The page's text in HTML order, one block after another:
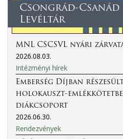
Csongrád-Csanád
Levéltár
MNL CSCSVL nyári
2026.08.03.
Intézményi hírek
Emberség Díjban
holokauszt-
diákcsoport
2026.06.30.
Rendezvények